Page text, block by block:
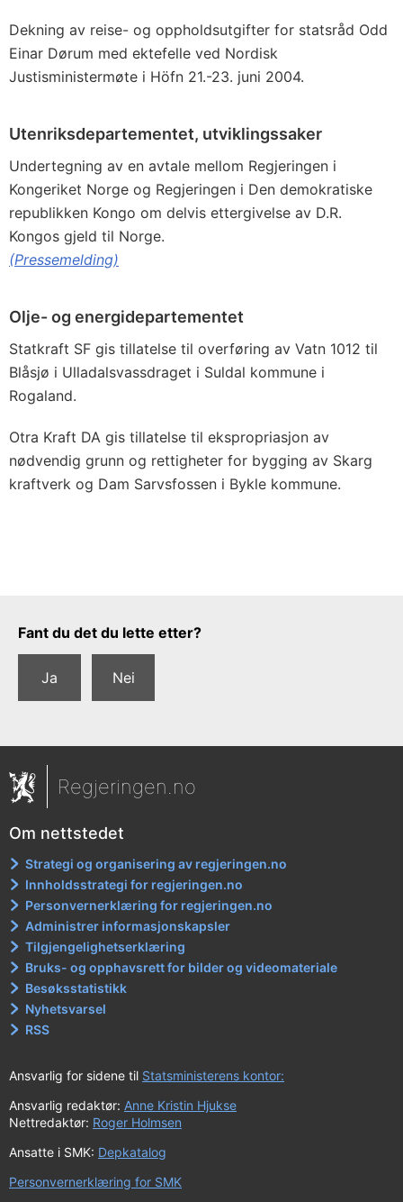
Dekning av reise- og oppholdsutgifter for statsråd Odd
Einar Dørum med ektefelle ved Nordisk
Justisministermøte i Höfn 21.-23. juni 2004.
Utenriksdepartementet, utviklingssaker
Undertegning av en avtale mellom Regjeringen i
Kongeriket Norge og Regjeringen i Den demokratiske
republikken Kongo om delvis ettergivelse av D.R.
Kongos gjeld til Norge.
(Pressemelding)
Olje- og energidepartementet
Statkraft SF gis tillatelse til overføring av Vatn 1012 til
Blåsjø i Ulladalsvassdraget i Suldal kommune i
Rogaland.
Otra Kraft DA gis tillatelse til ekspropriasjon av
nødvendig grunn og rettigheter for bygging av Skarg
kraftverk og Dam Sarvsfossen i Bykle kommune.
Tilbakemeldingsskjema
Fant du det du lette etter?
Ja Nei
Regjeringen.no
Om nettstedet
Strategi og organisering av regjeringen.no
Innholdsstrategi for regjeringen.no
Personvernerklæring for regjeringen.no
Administrer informasjonskapsler
Tilgjengelighetserklæring
Bruks- og opphavsrett for bilder og videomateriale
Besøksstatistikk
Nyhetsvarsel
RSS
Ansvarlig for sidene til Statsministerens kontor:
Ansvarlig redaktør: Anne Kristin Hjukse
Nettredaktør: Roger Holmsen
Ansatte i SMK: Depkatalog
Personvernerklæring for SMK